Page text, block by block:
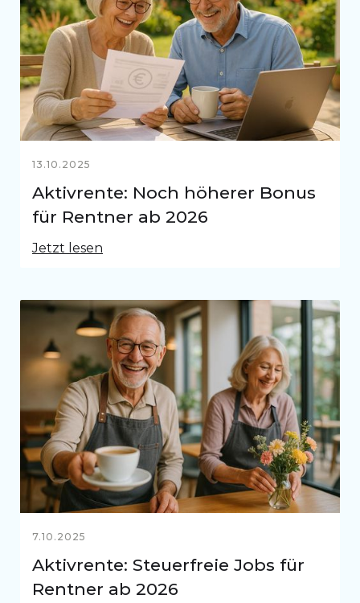
13.10.2025
Aktivrente: Noch höherer Bonus
für Rentner ab 2026
Jetzt lesen
7.10.2025
Aktivrente: Steuerfreie Jobs für
Rentner ab 2026